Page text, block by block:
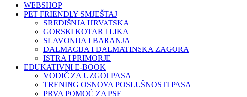
WEBSHOP
PET FRIENDLY SMJEŠTAJ
SREDIŠNJA HRVATSKA
GORSKI KOTAR I LIKA
SLAVONIJA I BARANJA
DALMACIJA I DALMATINSKA ZAGORA
ISTRA I PRIMORJE
EDUKATIVNI E-BOOK
VODIČ ZA UZGOJ PASA
TRENING OSNOVA POSLUŠNOSTI PASA
PRVA POMOĆ ZA PSE